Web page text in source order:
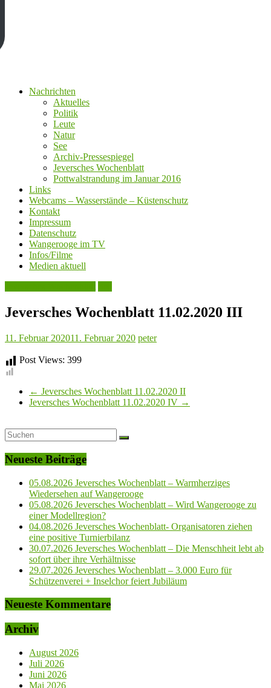
Nachrichten
Aktuelles
Politik
Leute
Natur
See
Archiv-Pressespiegel
Jeversches Wochenblatt
Pottwalstrandung im Januar 2016
Links
Webcams – Wasserstände – Küstenschutz
Kontakt
Impressum
Datenschutz
Wangerooge im TV
Infos/Filme
Medien aktuell
Jeversches Wochenblatt 11.02.2020 III
11. Februar 202011. Februar 2020 peter
Post Views: 399
← Jeversches Wochenblatt 11.02.2020 II
Jeversches Wochenblatt 11.02.2020 IV →
Neueste Beiträge
05.08.2026 Jeversches Wochenblatt – Warmherziges
Wiedersehen auf Wangerooge
05.08.2026 Jeversches Wochenblatt – Wird Wangerooge zu
einer Modellregion?
04.08.2026 Jeversches Wochenblatt- Organisatoren ziehen
eine positive Turnierbilanz
30.07.2026 Jeversches Wochenblatt – Die Menschheit lebt ab
sofort über ihre Verhältnisse
29.07.2026 Jeversches Wochenblatt – 3.000 Euro für
Schützenverei + Inselchor feiert Jubiläum
Neueste Kommentare
Archiv
August 2026
Juli 2026
Juni 2026
Mai 2026